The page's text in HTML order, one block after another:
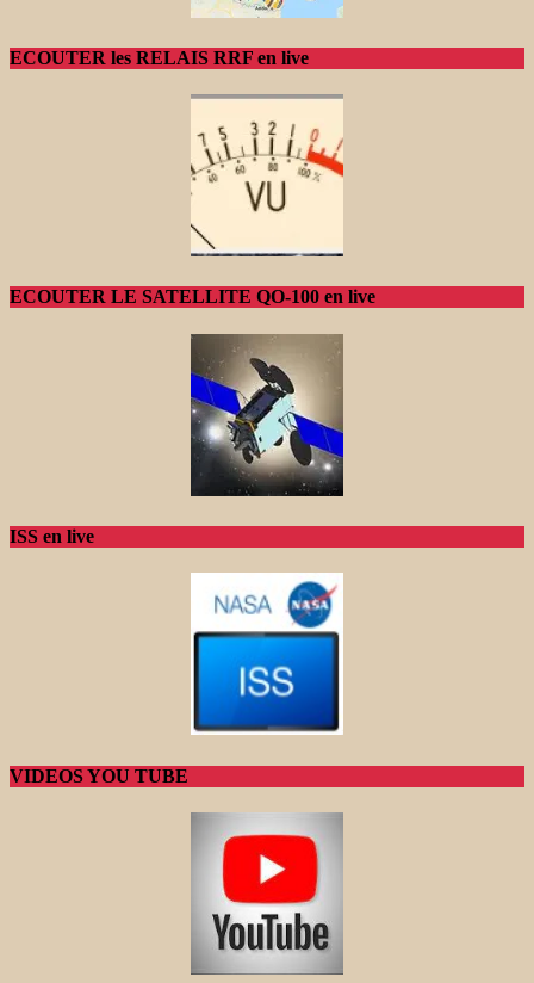
ECOUTER les RELAIS RRF en live
ECOUTER LE SATELLITE QO-100 en live
ISS en live
VIDEOS YOU TUBE